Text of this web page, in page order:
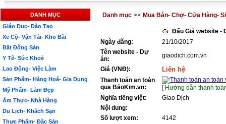
DANH MỤC
Giáo Dục- Đào Tạo
Xe Cộ- Vận Tải- Kho Bãi
Bất Động Sản
Y Tế- Sức Khoẻ
Lao Động- Việc Làm
Sản Phẩm- Hàng Hoá- Gia Dụng
Mỹ Phẩm- Làm Đẹp
Ẩm Thực- Nhà Hàng
Du Lịch- Khách Sạn
Thực Phẩm- Đặc Sản
Danh mục >> Mua Bán- Chợ- Cửa Hàng-
Đấu Giá website -
Ngày đăng:
21/10/2017
Tên website - Dự
án:
giaodich.com.vn
Giá (VNĐ):
Liên hệ
Thanh toán an toàn
qua BảoKim.vn:
[ Hướng dẫn thanh
Nghĩa tiếng việt:
Giao Dịch
Nội dung:
Số lượt xem:
4142